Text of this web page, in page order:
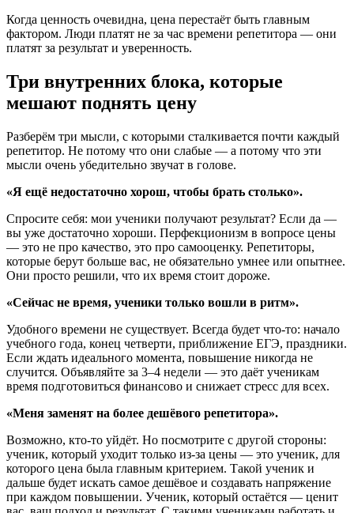
Когда ценность очевидна, цена перестаёт быть главным
фактором. Люди платят не за час времени репетитора — они
платят за результат и уверенность.
Три внутренних блока, которые
мешают поднять цену
Разберём три мысли, с которыми сталкивается почти каждый
репетитор. Не потому что они слабые — а потому что эти
мысли очень убедительно звучат в голове.
«Я ещё недостаточно хорош, чтобы брать столько».
Спросите себя: мои ученики получают результат? Если да —
вы уже достаточно хороши. Перфекционизм в вопросе цены
— это не про качество, это про самооценку. Репетиторы,
которые берут больше вас, не обязательно умнее или опытнее.
Они просто решили, что их время стоит дороже.
«Сейчас не время, ученики только вошли в ритм».
Удобного времени не существует. Всегда будет что-то: начало
учебного года, конец четверти, приближение ЕГЭ, праздники.
Если ждать идеального момента, повышение никогда не
случится. Объявляйте за 3–4 недели — это даёт ученикам
время подготовиться финансово и снижает стресс для всех.
«Меня заменят на более дешёвого репетитора».
Возможно, кто-то уйдёт. Но посмотрите с другой стороны:
ученик, который уходит только из-за цены — это ученик, для
которого цена была главным критерием. Такой ученик и
дальше будет искать самое дешёвое и создавать напряжение
при каждом повышении. Ученик, который остаётся — ценит